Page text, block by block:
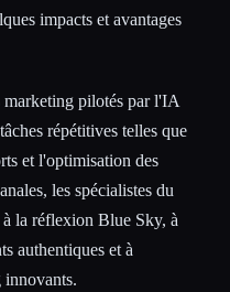
impacts et avantages
marketing pilotés par l'IA
répétitives telles que
et l'optimisation des
les spécialistes du
la réflexion Blue Sky, à
authentiques et à
innovants.